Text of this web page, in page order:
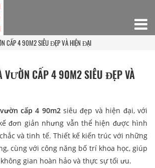
CẤP 4 90M2 SIÊU ĐẸP VÀ HIỆN ĐẠI
VƯỜN CẤP 4 90M2 SIÊU ĐẸP VÀ
cấp 4 90m2siêu đẹp và hiện đại, với
đơn giản nhưng vẫn thể hiện được hình
và tinh tế. Thiết kế kiến trúc với những
cùng với công năng bố trí khoa học, giúp
gian hoàn hảo và thực sự tối ưu.